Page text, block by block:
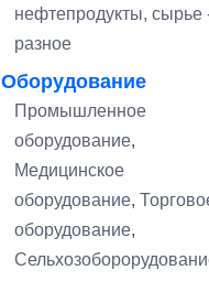
нефтепродукты, сырье
разное
Оборудование
Промышленное
оборудование,
Медицинское
оборудование,
оборудование,